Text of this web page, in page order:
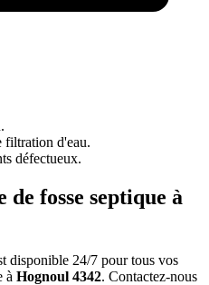
filtration d'eau.
défectueux.
fosse septique à
disponible 24/7 pour tous vos
à Hognoul 4342. Contactez-nous